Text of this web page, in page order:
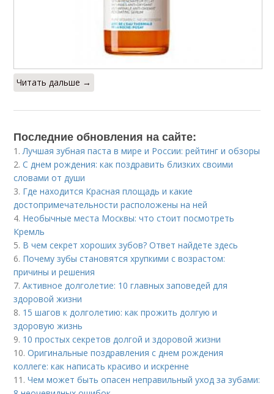
Читать дальше →
Последние обновления на сайте:
1. Лучшая зубная паста в мире и России: рейтинг и обзоры
2.С днем рождения: как поздравить близких своими
словами от души
3. Где находится Красная площадь и какие
достопримечательности расположены на ней
4. Необычные места Москвы: что стоит посмотреть
Кремль
5. В чем секрет хороших зубов? Ответ найдете здесь
6. Почему зубы становятся хрупкими с возрастом:
причины и решения
7.Активное долголетие: 10 главных заповедей для
здоровой жизни
8. 15 шагов к долголетию: как прожить долгую и
здоровую жизнь
9. 10 простых секретов долгой и здоровой жизни
10.Оригинальные поздравления с днем рождения
коллеге: как написать красиво и искренне
11.Чем может быть опасен неправильный уход за зубами: